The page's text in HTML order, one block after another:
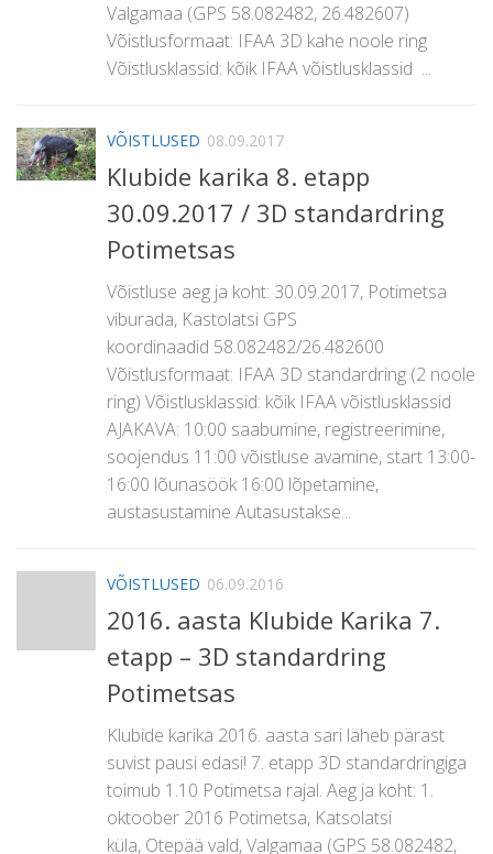
Valgamaa (GPS 58.082482, 26.482607)
Võistlusformaat: IFAA 3D kahe noole ring
Võistlusklassid: kõik IFAA võistlusklassid ...
VÕISTLUSED 08.09.2017
Klubide karika 8. etapp
30.09.2017 / 3D standardring
Potimetsas
Võistluse aeg ja koht: 30.09.2017, Potimetsa
viburada, Kastolatsi GPS
koordinaadid 58.082482/26.482600
Võistlusformaat: IFAA 3D standardring (2 noole
ring) Võistlusklassid: kõik IFAA võistlusklassid
AJAKAVA: 10:00 saabumine, registreerimine,
soojendus 11:00 võistluse avamine, start 13:00-
16:00 lõunasöök 16:00 lõpetamine,
austasustamine Autasustakse...
VÕISTLUSED 06.09.2016
2016. aasta Klubide Karika 7.
etapp – 3D standardring
Potimetsas
Klubide karika 2016. aasta sari läheb pärast
suvist pausi edasi! 7. etapp 3D standardringiga
toimub 1.10 Potimetsa rajal. Aeg ja koht: 1.
oktoober 2016 Potimetsa, Katsolatsi
küla, Otepää vald, Valgamaa (GPS 58.082482,